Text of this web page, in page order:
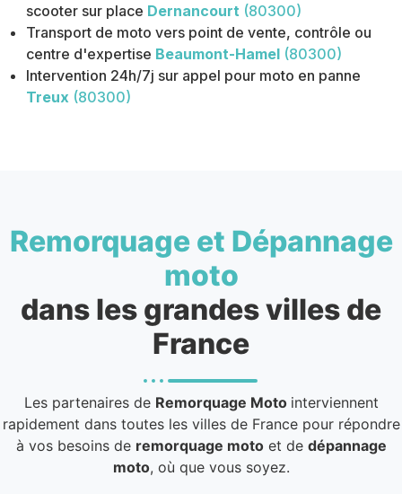
scooter sur place Dernancourt (80300)
Transport de moto vers point de vente, contrôle ou
centre d'expertise Beaumont-Hamel (80300)
Intervention 24h/7j sur appel pour moto en panne
Treux (80300)
Remorquage et Dépannage
moto
dans les grandes villes de
France
Les partenaires de Remorquage Moto interviennent
rapidement dans toutes les villes de France pour répondre
à vos besoins de remorquage motoet de dépannage
moto, où que vous soyez.